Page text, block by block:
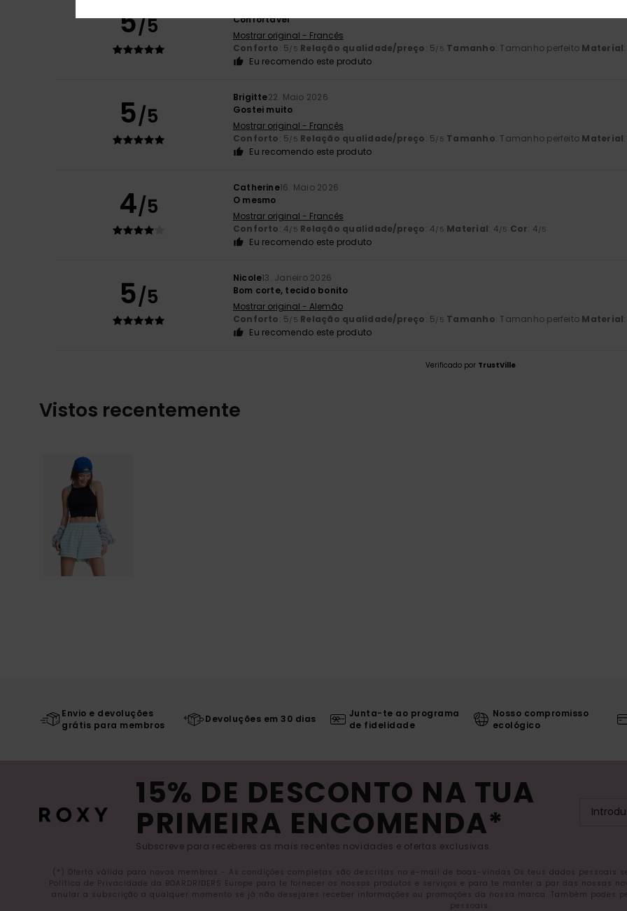
5/5
Confortável
Mostrar original - Francês
Conforto: 5/5 Relação qualidade/preço: 5/5 Tamanho: Tamanho perfeito Material
Eu recomendo este produto
5/5
Brigitte22. Maio 2026
Gostei muito
Mostrar original - Francês
Conforto: 5/5 Relação qualidade/preço: 5/5 Tamanho: Tamanho perfeito Material
Eu recomendo este produto
4/5
Catherine16. Maio 2026
O mesmo
Mostrar original - Francês
Conforto: 4/5 Relação qualidade/preço: 4/5 Material: 4/5 Cor: 4/5
Eu recomendo este produto
5/5
Nicole13. Janeiro 2026
Bom corte, tecido bonito
Mostrar original - Alemão
Conforto: 5/5 Relação qualidade/preço: 5/5 Tamanho: Tamanho perfeito Material
Eu recomendo este produto
Verificado por TrustVille
Vistos recentemente
Envio e devoluções
grátis para membros
Devoluções em 30 dias
Junta-te ao programa
de fidelidade
Nosso compromisso
ecológico
15% DE DESCONTO NA TUA
PRIMEIRA ENCOMENDA*
Subscreve para receberes as mais recentes novidades e ofertas exclusivas.
(*) Oferta válida para novos membros - As condições completas são descritas no e-mail de boas-vindas Os teus dados pessoais
Política de Privacidade da BOARDRIDERS Europe para te fornecer os nossos produtos e serviços e para te manter a par das nossas
anular a subscrição a qualquer momento se já não desejares receber informações ou promoções da nossa marca. Também
pessoais.